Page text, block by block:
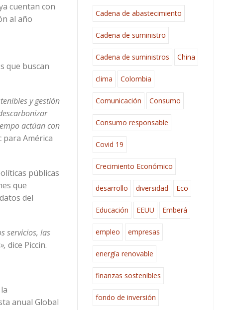
cuentan con
al año
que buscan
y gestión
actúan con
para América
públicas
que
del
servicios, las
dice Piccin.
anual Global
Cadena de abastecimiento
Cadena de suministro
Cadena de suministros China
clima Colombia
Comunicación Consumo
Consumo responsable
Covid 19
Crecimiento Económico
desarrollo diversidad Eco
Educación EEUU Emberá
empleo empresas
energía renovable
finanzas sostenibles
fondo de inversión